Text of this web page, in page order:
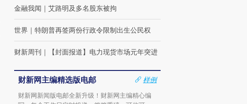
金融我闻 ｜ 艾路明及多名股东被拘
世界 ｜ 特朗普再签两份行政令限制出生公民权
财新周刊 ｜ 【封面报道】电力现货市场元年突进
财新网主编精选版电邮
样例
财新网新闻版电邮全新升级！财新网主编精心编